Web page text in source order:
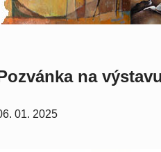
na výstavu
01. 2025